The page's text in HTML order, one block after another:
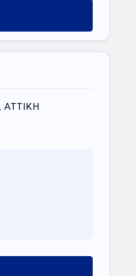
ΑΤΤΙΚΗ